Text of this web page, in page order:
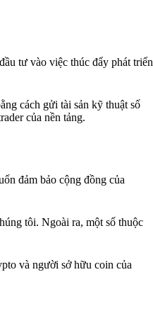
tư vào việc thúc đẩy phát triển
cách gửi tài sản kỹ thuật số
của nền tảng.
đảm bảo cộng đồng của
tôi. Ngoài ra, một số thuộc
và người sở hữu coin của